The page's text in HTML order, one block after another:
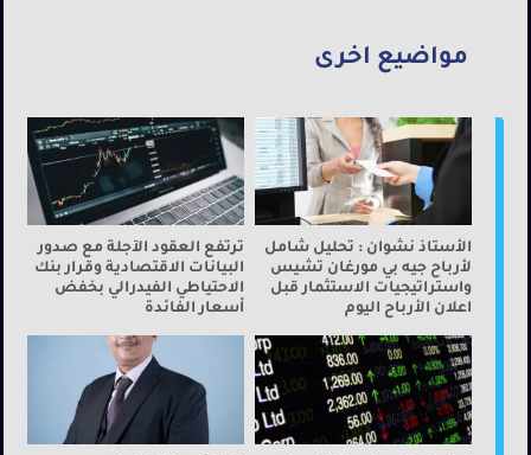
مواضيع اخرى
الأستاذ نشوان : تحليل شامل
لأرباح جيه بي مورغان تشيس
واستراتيجيات الاستثمار قبل
اعلان الأرباح اليوم
ترتفع العقود الآجلة مع صدور
البيانات الاقتصادية وقرار بنك
الاحتياطي الفيدرالي بخفض
أسعار الفائدة